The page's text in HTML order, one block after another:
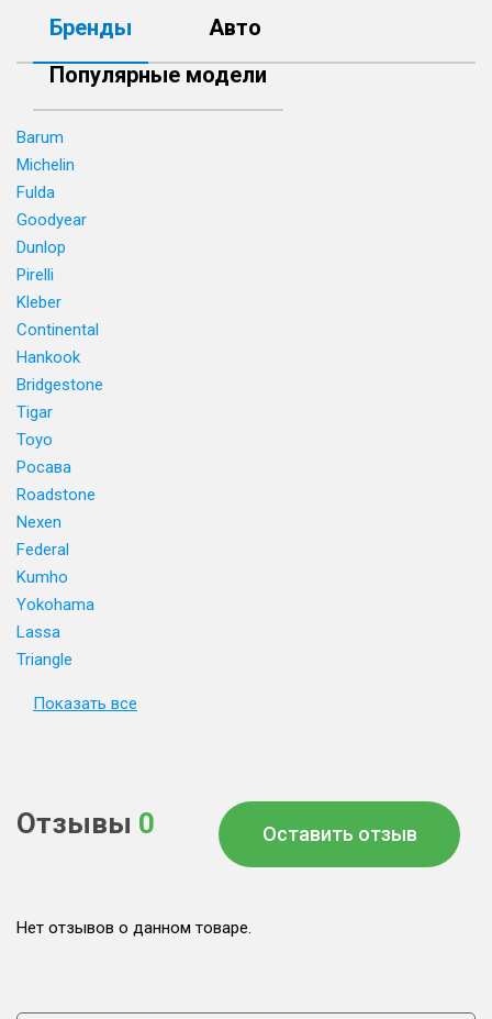
Бренды
Авто
Популярные модели
Barum
Michelin
Fulda
Goodyear
Dunlop
Pirelli
Kleber
Continental
Hankook
Bridgestone
Tigar
Toyo
Росава
Roadstone
Nexen
Federal
Kumho
Yokohama
Lassa
Triangle
Показать все
Отзывы 0 Оставить отзыв
Нет отзывов о данном товаре.